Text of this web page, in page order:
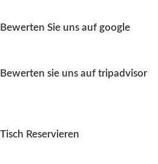
Bewerten Sie uns auf google
Bewerten sie uns auf tripadvisor
Tisch Reservieren